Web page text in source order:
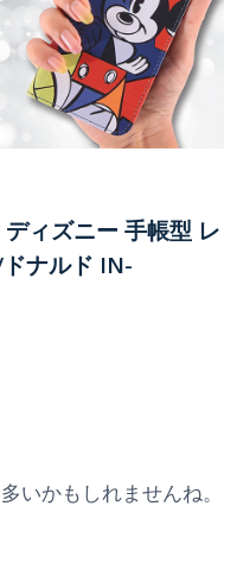
ィズニー 手帳型 レ
ナルド IN-
いかもしれませんね。